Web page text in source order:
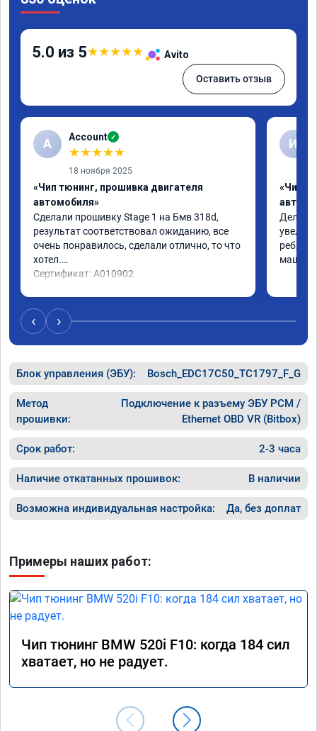
5.0 из 5★★★★★ Avito
Оставить отзыв
A Account ✓
★★★★★
18 ноября 2025
«Чип тюнинг, прошивка двигателя
автомобиля»
Сделали прошивку Stage 1 на Бмв 318d,
результат соответствовал ожиданию, все
очень понравилось, сделали отлично, то что
хотел.
Сертификат: A010902
И
«Чип
Делали
ребята
машина
‹ ›
Блок управления (ЭБУ): Bosch_EDC17C50_TC1797_F_G
Метод
прошивки:
Подключение к разъему ЭБУ PCM /
Ethernet OBD VR (Bitbox)
Срок работ: 2-3 часа
Наличие откатанных прошивок: В наличии
Возможна индивидуальная настройка: Да, без доплат
Примеры наших работ:
Чип тюнинг BMW 520i F10: когда 184 сил
хватает, но не радует.